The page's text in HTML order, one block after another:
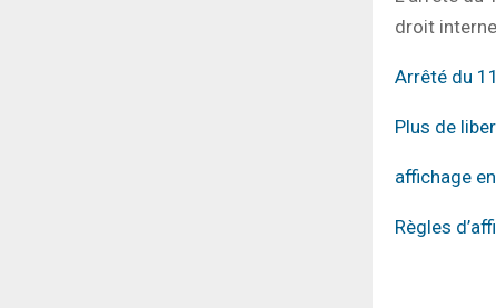
droit
Arrêté du
Plus de
affichage
Règles